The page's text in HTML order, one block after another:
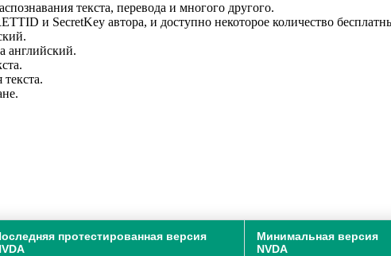
текста, перевода и многого другого.
и SecretKey автора, и доступно некоторое количество
английский.
протестированная версия
Минимальная версия
NVDA